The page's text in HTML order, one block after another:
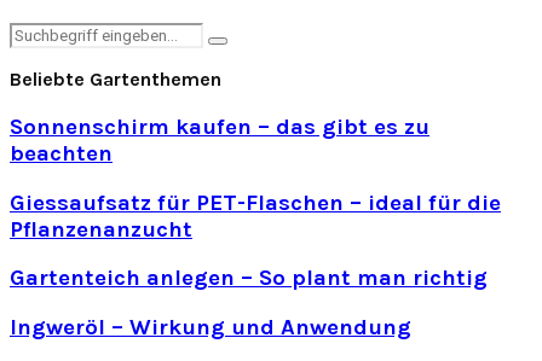
Search
Search
Beliebte Gartenthemen
Sonnenschirm kaufen – das gibt es zu
beachten
Giessaufsatz für PET-Flaschen – ideal für die
Pflanzenanzucht
Gartenteich anlegen – So plant man richtig
Ingweröl – Wirkung und Anwendung